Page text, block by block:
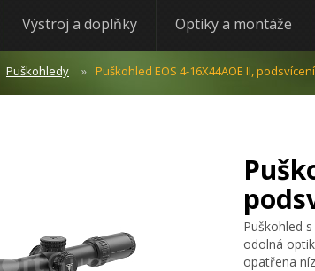
Výstroj a doplňky Optiky a montáže
Puškohledy Puškohled EOS 4-16X44AOE II,
Puškohled
odolná
opatřena